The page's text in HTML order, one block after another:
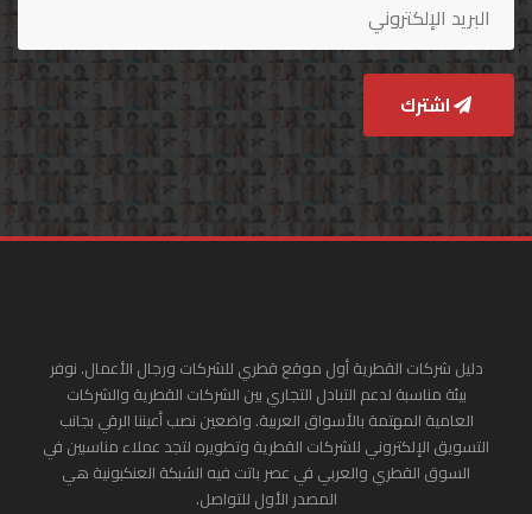
اشترك
دليل شركات القطرية أول موقع قطري للشركات ورجال الأعمال. نوفر
بيئة مناسبة لدعم التبادل التجاري بين الشركات القطرية والشركات
العامية المهتمة بالأسواق العربية. واضعين نصب أعيننا الرقي بجانب
التسويق الإلكتروني للشركات القطرية وتطويره لتجد عملاء مناسبين في
السوق القطري والعربي في عصر باتت فيه الشبكة العنكبونية هي
المصدر الأول للتواصل.